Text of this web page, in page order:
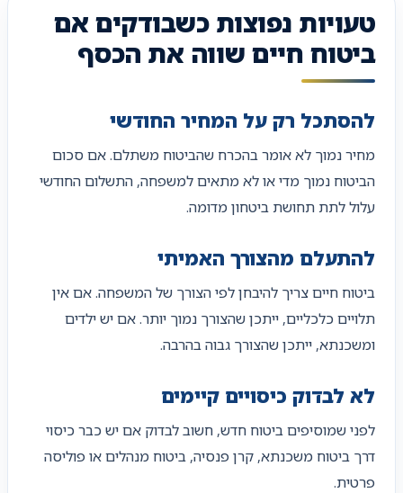
טעויות נפוצות כשבודקים אם
ביטוח חיים שווה את הכסף
להסתכל רק על המחיר החודשי
מחיר נמוך לא אומר בהכרח שהביטוח משתלם. אם סכום
הביטוח נמוך מדי או לא מתאים למשפחה, התשלום החודשי
עלול לתת תחושת ביטחון מדומה.
להתעלם מהצורך האמיתי
ביטוח חיים צריך להיבחן לפי הצורך של המשפחה. אם אין
תלויים כלכליים, ייתכן שהצורך נמוך יותר. אם יש ילדים
ומשכנתא, ייתכן שהצורך גבוה בהרבה.
לא לבדוק כיסויים קיימים
לפני שמוסיפים ביטוח חדש, חשוב לבדוק אם יש כבר כיסוי
דרך ביטוח משכנתא, קרן פנסיה, ביטוח מנהלים או פוליסה
פרטית.